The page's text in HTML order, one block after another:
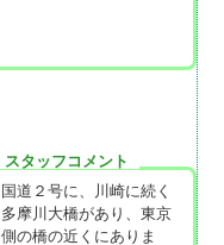
スタッフコメント
国道２号に、川崎に続く
多摩川大橋があり、東京
側の橋の近くにありま